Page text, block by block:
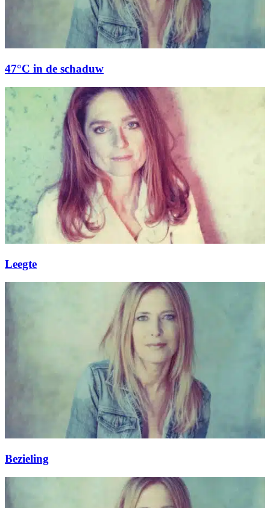
47°C in de schaduw
Leegte
Bezieling